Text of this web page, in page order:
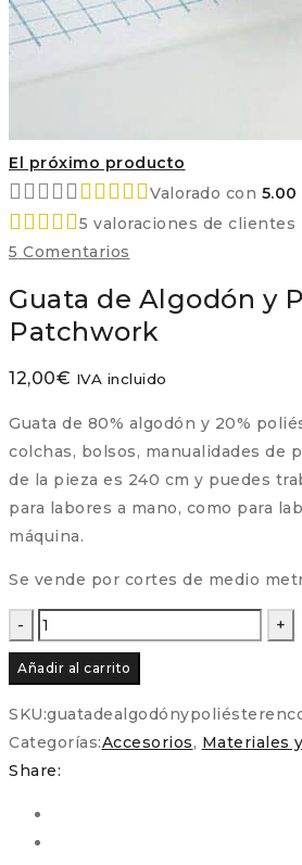
El próximo producto
Valorado con 5.00
5 valoraciones de clientes
5 Comentarios
Guata de Algodón y
Patchwork
12,00€ IVA incluido
Guata de 80% algodón y 20%
colchas, bolsos, manualidades de
de la pieza es 240 cm y puedes
para labores a mano, como para
máquina.
Se vende por cortes de medio
Guata
de
Algodón
y
Poliéster
para
cantidad
Añadir al carrito
SKU:
Categorías:Accesorios, Materiales
Share: